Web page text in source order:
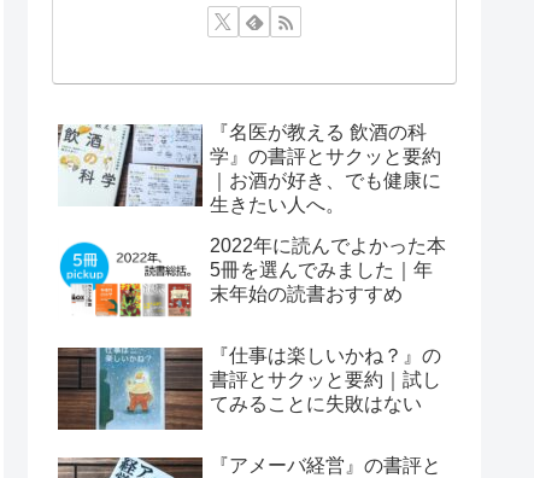
『名医が教える 飲酒の科
学』の書評とサクッと要約
｜お酒が好き、でも健康に
生きたい人へ。
2022年に読んでよかった本
5冊を選んでみました｜年
末年始の読書おすすめ
『仕事は楽しいかね？』の
書評とサクッと要約｜試し
てみることに失敗はない
『アメーバ経営』の書評と